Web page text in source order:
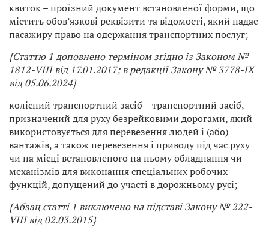
квиток – проїзний документ встановленої форми, що
містить обов’язкові реквізити та відомості, який надає
пасажиру право на одержання транспортних послуг;
{Статтю 1 доповнено терміном згідно із Законом №
1812-VIII від 17.01.2017; в редакції Закону № 3778-IX
від 05.06.2024}
колісний транспортний засіб – транспортний засіб,
призначений для руху безрейковими дорогами, який
використовується для перевезення людей і (або)
вантажів, а також перевезення і приводу під час руху
чи на місці встановленого на ньому обладнання чи
механізмів для виконання спеціальних робочих
функцій, допущений до участі в дорожньому русі;
{Абзац статті 1 виключено на підставі Закону № 222-
VIII від 02.03.2015}